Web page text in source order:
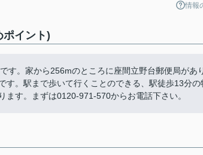
情報
イント)
。家から256mのところに座間立野台郵便局があ
す。駅まで歩いて行くことのできる、駅徒歩13分の
す。まずは0120-971-570からお電話下さい。